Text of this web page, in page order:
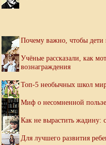
Почему важно, чтобы
Учёные рассказали, как
вознаграждения
Топ-5 необычных школ
Миф о несомненной
Как не вырастить жадину:
Для лучшего развития